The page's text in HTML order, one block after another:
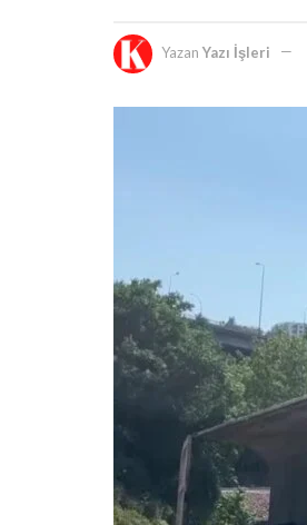
Yazan Yazı İşleri